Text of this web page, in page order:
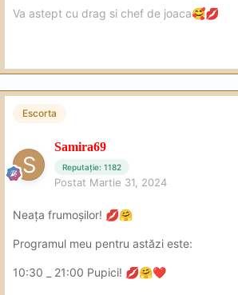
Va astept cu drag si chef de joaca🥰💋
Escorta
Samira69
Reputație: 1182
Postat Martie 31, 2024
Neața frumoșilor! 💋🤗
Programul meu pentru astăzi este:
10:30 _ 21:00 Pupici! 💋🤗❤️